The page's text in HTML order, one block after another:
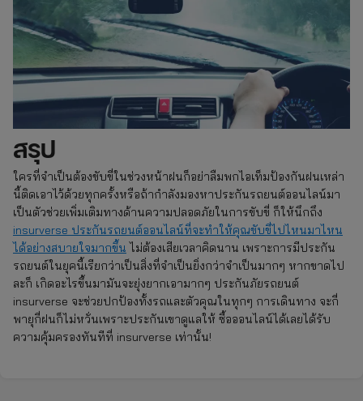
สรุป
ใครที่จำเป็นต้องขับขี่ในช่วงหน้าฝนก็อย่าลืมพกไอเท็มป้องกันฝนเหล่า
นี้ติดเอาไว้ด้วยทุกครั้งหรือถ้ากำลังมองหาประกันรถยนต์ออนไลน์มา
เป็นตัวช่วยเพิ่มเติมทางด้านความปลอดภัยในการขับขี่ ก็ให้นึกถึง
insurverse ประกันรถยนต์ออนไลน์ที่จะทำให้คุณขับขี่ไปไหนมาไหน
ได้อย่างสบายใจมากขึ้น ไม่ต้องเสียเวลาคิดนาน เพราะการมีประกัน
รถยนต์ในยุคนี้เรียกว่าเป็นสิ่งที่จำเป็นยิ่งกว่าจำเป็นมากๆ หากขาดไป
ละก็ เกิดอะไรขึ้นมามันจะยุ่งยากเอามากๆ ประกันภัยรถยนต์
insurverse จะช่วยปกป้องทั้งรถและตัวคุณในทุกๆ การเดินทาง จะกี่
พายุกี่ฝนก็ไม่หวั่นเพราะประกันเขาดูแลให้ ซื้อออนไลน์ได้เลยได้รับ
ความคุ้มครองทันทีที่ insurverse เท่านั้น!